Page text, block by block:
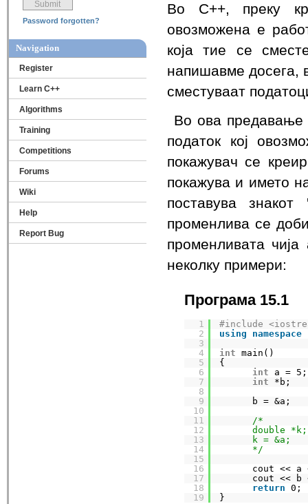
Password forgotten?
Navigation
Register
Learn C++
Algorithms
Training
Competitions
Forums
Wiki
Help
Report Bug
Во C++, преку
овозможена е
која тие се
напишавме досега,
сместуваат
Во ова предавање
податок кој
покажувач се
покажува и името
поставува
променлива се
променливата
неколку примери:
Програма 15.1
1
2
3
4
5
6
7
8
9
10
11
12
13
14
15
16
17
18
19
#include
using
namespace
int main()
{
int
a
int
b
/*
double *k;
k = &a;
*/
cout
cout
return 0;
}